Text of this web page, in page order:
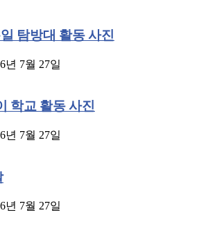
탐방대 활동 사진
년 7월 27일
학교 활동 사진
년 7월 27일
년 7월 27일